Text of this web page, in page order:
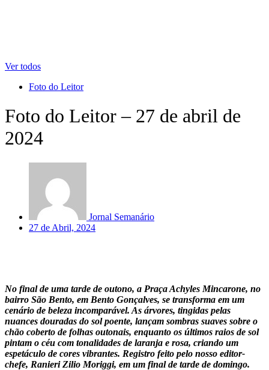
Ver todos
Foto do Leitor
Foto do Leitor – 27 de abril de
2024
Jornal Semanário
27 de Abril, 2024
No final de uma tarde de outono, a Praça Achyles Mincarone, no
bairro São Bento, em Bento Gonçalves, se transforma em um
cenário de beleza incomparável. As árvores, tingidas pelas
nuances douradas do sol poente, lançam sombras suaves sobre o
chão coberto de folhas outonais, enquanto os últimos raios de sol
pintam o céu com tonalidades de laranja e rosa, criando um
espetáculo de cores vibrantes. Registro feito pelo nosso editor-
chefe, Ranieri Zilio Moriggi, em um final de tarde de domingo.